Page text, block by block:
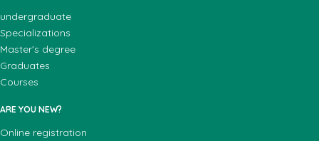
undergraduate
Specializations
Master's degree
Graduates
Courses
ARE YOU NEW?
Online registration